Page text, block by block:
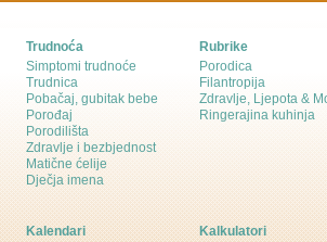
Trudnoća
Simptomi trudnoće
Trudnica
Pobačaj, gubitak bebe
Porođaj
Porodilišta
Zdravlje i bezbjednost
Matične ćelije
Dječja imena
Rubrike
Porodica
Filantropija
Zdravlje, Ljepota &
Ringerajina kuhinja
Kalendari
Kalkulatori